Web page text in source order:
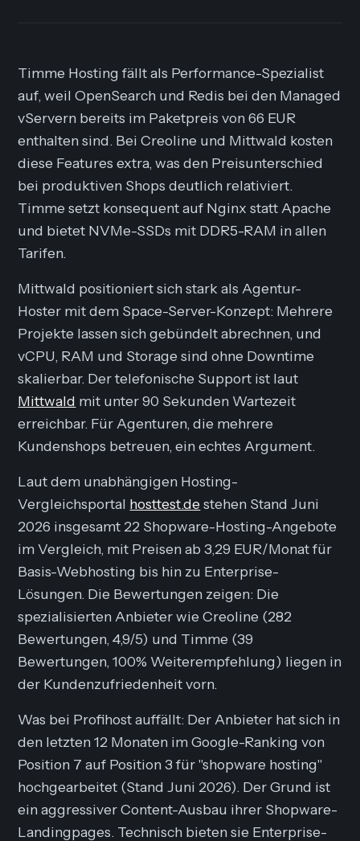
Timme Hosting fällt als Performance-Spezialist
auf, weil OpenSearch und Redis bei den Managed
vServern bereits im Paketpreis von 66 EUR
enthalten sind. Bei Creoline und Mittwald kosten
diese Features extra, was den Preisunterschied
bei produktiven Shops deutlich relativiert.
Timme setzt konsequent auf Nginx statt Apache
und bietet NVMe-SSDs mit DDR5-RAM in allen
Tarifen.
Mittwald positioniert sich stark als Agentur-
Hoster mit dem Space-Server-Konzept: Mehrere
Projekte lassen sich gebündelt abrechnen, und
vCPU, RAM und Storage sind ohne Downtime
skalierbar. Der telefonische Support ist laut
Mittwald mit unter 90 Sekunden Wartezeit
erreichbar. Für Agenturen, die mehrere
Kundenshops betreuen, ein echtes Argument.
Laut dem unabhängigen Hosting-
Vergleichsportal hosttest.destehen Stand Juni
2026 insgesamt 22 Shopware-Hosting-Angebote
im Vergleich, mit Preisen ab 3,29 EUR/Monat für
Basis-Webhosting bis hin zu Enterprise-
Lösungen. Die Bewertungen zeigen: Die
spezialisierten Anbieter wie Creoline (282
Bewertungen, 4,9/5) und Timme (39
Bewertungen, 100% Weiterempfehlung) liegen in
der Kundenzufriedenheit vorn.
Was bei Profihost auffällt: Der Anbieter hat sich in
den letzten 12 Monaten im Google-Ranking von
Position 7 auf Position 3 für "shopware hosting"
hochgearbeitet (Stand Juni 2026). Der Grund ist
ein aggressiver Content-Ausbau ihrer Shopware-
Landingpages. Technisch bieten sie Enterprise-